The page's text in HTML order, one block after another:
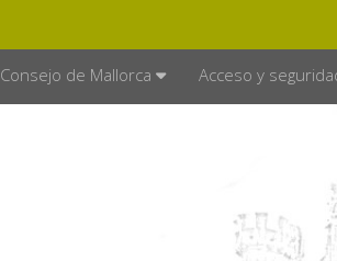
Consejo de Mallorca Acceso y